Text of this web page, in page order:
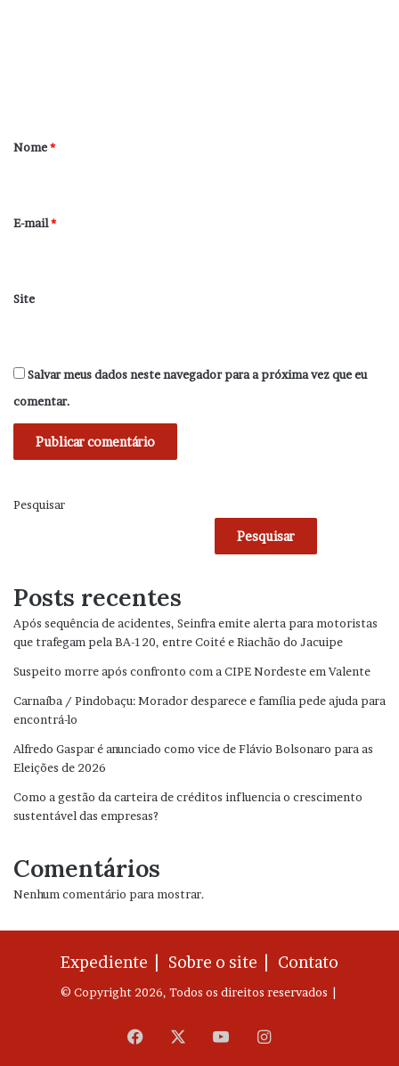
r
*
Nome*
E-mail*
Site
Salvar meus dados neste navegador para a próxima vez que eu
comentar.
Pesquisar
Pesquisar
Posts recentes
Após sequência de acidentes, Seinfra emite alerta para motoristas
que trafegam pela BA-120, entre Coité e Riachão do Jacuipe
Suspeito morre após confronto com a CIPE Nordeste em Valente
Carnaíba / Pindobaçu: Morador desparece e família pede ajuda para
encontrá-lo
Alfredo Gaspar é anunciado como vice de Flávio Bolsonaro para as
Eleições de 2026
Como a gestão da carteira de créditos influencia o crescimento
sustentável das empresas?
Comentários
Nenhum comentário para mostrar.
Expediente | Sobre o site | Contato
© Copyright 2026, Todos os direitos reservados |
Facebook YouTubeInstagram